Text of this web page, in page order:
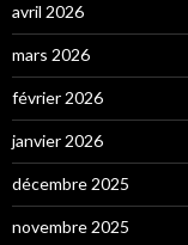
avril 2026
mars 2026
février 2026
janvier 2026
décembre 2025
novembre 2025